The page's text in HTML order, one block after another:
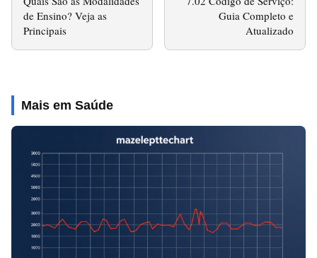
de Ensino? Veja as
Principais
Guia Completo e
Atualizado
Mais em Saúde